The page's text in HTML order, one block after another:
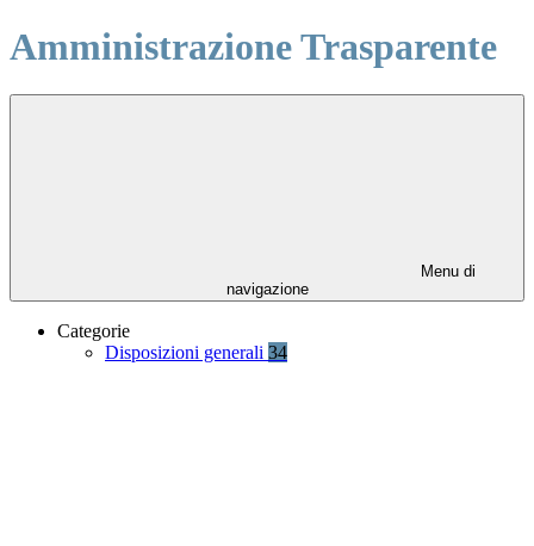
Amministrazione Trasparente
Menu di
navigazione
Categorie
Disposizioni generali 34